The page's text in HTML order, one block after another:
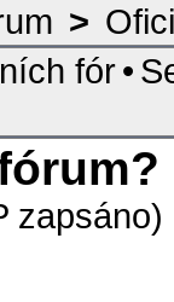
>
fór•
zapsáno)